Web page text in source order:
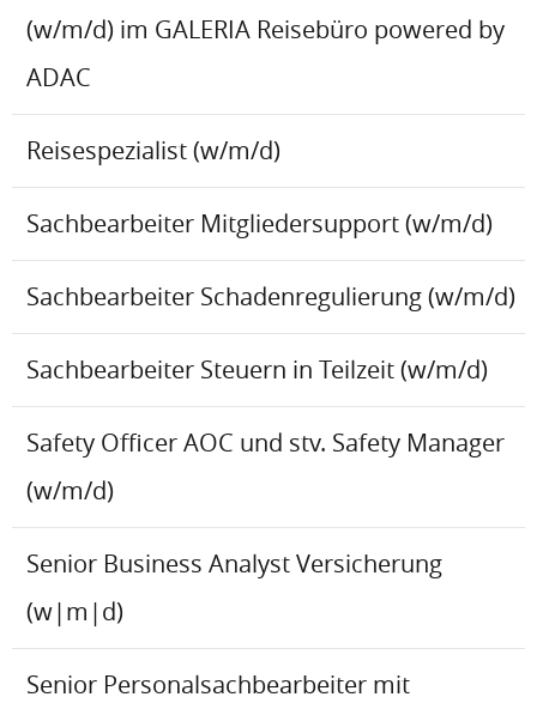
(w/m/d) im GALERIA Reisebüro powered by
ADAC
Reisespezialist (w/m/d)
Sachbearbeiter Mitgliedersupport (w/m/d)
Sachbearbeiter Schadenregulierung (w/m/d)
Sachbearbeiter Steuern in Teilzeit (w/m/d)
Safety Officer AOC und stv. Safety Manager
(w/m/d)
Senior Business Analyst Versicherung
(w|m|d)
Senior Personalsachbearbeiter mit